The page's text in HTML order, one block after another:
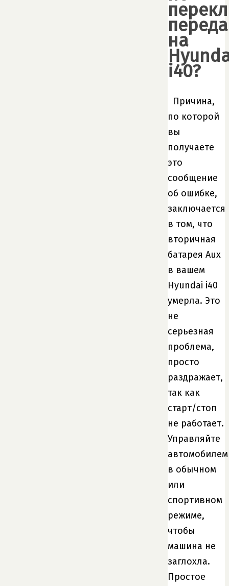
на
i40?
Причина,
по которой
вы
получаете
это
сообщение
об ошибке,
заключается
в том, что
вторичная
батарея Aux
в вашем
Hyundai i40
умерла. Это
не
серьезная
проблема,
просто
раздражает,
так как
старт/стоп
не работает.
Управляйте
автомобилем
в обычном
или
спортивном
режиме,
чтобы
машина не
заглохла.
Простое